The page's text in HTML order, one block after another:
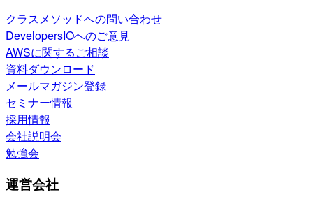
クラスメソッドへの問い合わせ
DevelopersIOへのご意見
AWSに関するご相談
資料ダウンロード
メールマガジン登録
セミナー情報
採用情報
会社説明会
勉強会
運営会社